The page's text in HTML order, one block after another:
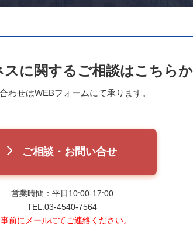
に関するご相談はこちら
わせはWEBフォームにて承ります。
ご相談・お問い合せ
営業時間：平日10:00-17:00
TEL:03-4540-7564
前にメールにてご連絡ください。